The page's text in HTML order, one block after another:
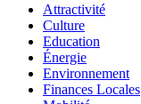
Attractivité
Culture
Education
Énergie
Environnement
Finances Locales